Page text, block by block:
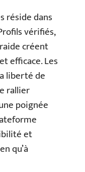
réside dans
vérifiés,
créent
efficace. Les
liberté de
rallier
poignée
et
qu’à